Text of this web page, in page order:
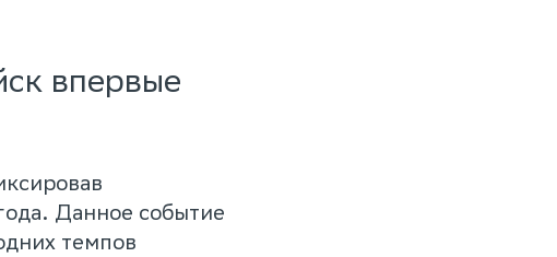
впервые
Данное событие
темпов